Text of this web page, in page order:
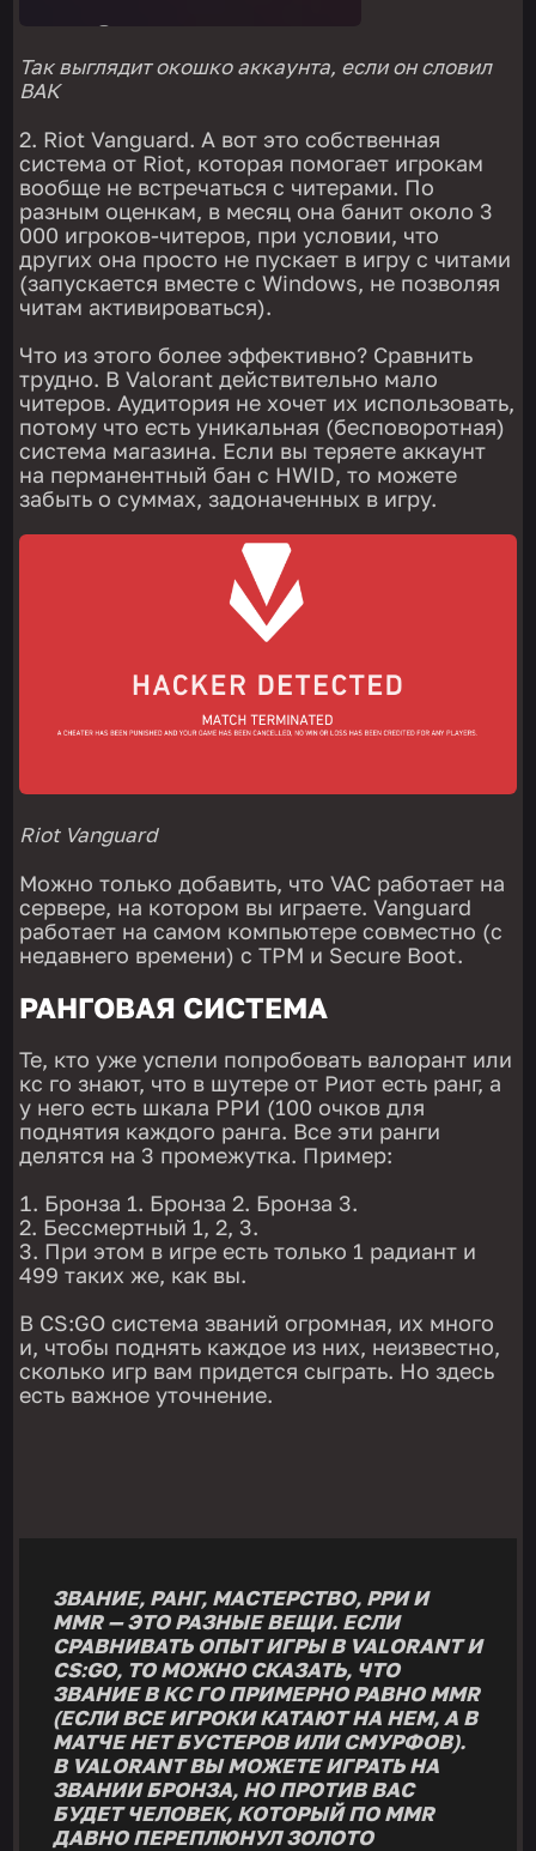
Так выглядит окошко аккаунта, если он словил
ВАК
Riot Vanguard. А вот это собственная
система от Riot, которая помогает игрокам
вообще не встречаться с читерами. По
разным оценкам, в месяц она банит около 3
000 игроков-читеров, при условии, что
других она просто не пускает в игру с читами
(запускается вместе с Windows, не позволяя
читам активироваться).
Что из этого более эффективно? Сравнить
трудно. В Valorant действительно мало
читеров. Аудитория не хочет их использовать,
потому что есть уникальная (бесповоротная)
система магазина. Если вы теряете аккаунт
на перманентный бан с HWID, то можете
забыть о суммах, задоначенных в игру.
Riot Vanguard
Можно только добавить, что VAC работает на
сервере, на котором вы играете. Vanguard
работает на самом компьютере совместно (с
недавнего времени) с TPM и Secure Boot.
РАНГОВАЯ СИСТЕМА
Те, кто уже успели попробовать валорант или
кс го знают, что в шутере от Риот есть ранг, а
у него есть шкала РРИ (100 очков для
поднятия каждого ранга. Все эти ранги
делятся на 3 промежутка. Пример:
Бронза 1. Бронза 2. Бронза 3.
Бессмертный 1, 2, 3.
При этом в игре есть только 1 радиант и
499 таких же, как вы.
В CS:GO система званий огромная, их много
и, чтобы поднять каждое из них, неизвестно,
сколько игр вам придется сыграть. Но здесь
есть важное уточнение.
ЗВАНИЕ, РАНГ, МАСТЕРСТВО, РРИ И
MMR — ЭТО РАЗНЫЕ ВЕЩИ. ЕСЛИ
СРАВНИВАТЬ ОПЫТ ИГРЫ В VALORANT И
CS:GO, ТО МОЖНО СКАЗАТЬ, ЧТО
ЗВАНИЕ В КС ГО ПРИМЕРНО РАВНО MMR
(ЕСЛИ ВСЕ ИГРОКИ КАТАЮТ НА НЕМ, А В
МАТЧЕ НЕТ БУСТЕРОВ ИЛИ СМУРФОВ).
В VALORANT ВЫ МОЖЕТЕ ИГРАТЬ НА
ЗВАНИИ БРОНЗА, НО ПРОТИВ ВАС
БУДЕТ ЧЕЛОВЕК, КОТОРЫЙ ПО MMR
ДАВНО ПЕРЕПЛЮНУЛ ЗОЛОТО